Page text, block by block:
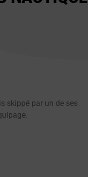
skippé par un de ses